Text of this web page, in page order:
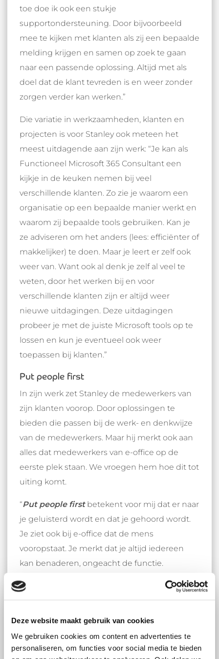
Deze website maakt gebruik van cookies
We gebruiken cookies om content en advertenties te
personaliseren, om functies voor social media te bieden
toe doe ik ook een stukje
supportondersteuning. Door bijvoorbeeld
mee te kijken met klanten als zij een bepaalde
melding krijgen en samen op zoek te gaan
naar een passende oplossing. Altijd met als
doel dat de klant tevreden is en weer zonder
zorgen verder kan werken.”
Die variatie in werkzaamheden, klanten en
projecten is voor Stanley ook meteen het
meest uitdagende aan zijn werk: “Je kan als
Functioneel Microsoft 365 Consultant een
kijkje in de keuken nemen bij veel
verschillende klanten. Zo zie je waarom een
organisatie op een bepaalde manier werkt en
waarom zij bepaalde tools gebruiken. Kan je
ze adviseren om het anders (lees: efficiënter of
makkelijker) te doen. Maar je leert er zelf ook
weer van. Want ook al denk je zelf al veel te
weten, door het werken bij en voor
verschillende klanten zijn er altijd weer
nieuwe uitdagingen. Deze uitdagingen
probeer je met de juiste Microsoft tools op te
lossen en kun je eventueel ook weer
toepassen bij klanten.”
Put people first
In zijn werk zet Stanley de medewerkers van
zijn klanten voorop. Door oplossingen te
bieden die passen bij de werk- en denkwijze
van de medewerkers. Maar hij merkt ook aan
alles dat medewerkers van e-office op de
eerste plek staan. We vroegen hem hoe dit tot
uiting komt.
“Put people firstbetekent voor mij dat er naar
je geluisterd wordt en dat je gehoord wordt.
Je ziet ook bij e-office dat de mens
vooropstaat. Je merkt dat je altijd iedereen
kan benaderen, ongeacht de functie.
Iedereen heeft respect voor elkaar in hetgeen
wat hij of zij doet. Het allerbelangrijkste vind ik
zeker het geval”, vertelt Stanley.
Werken bij e-office: bij